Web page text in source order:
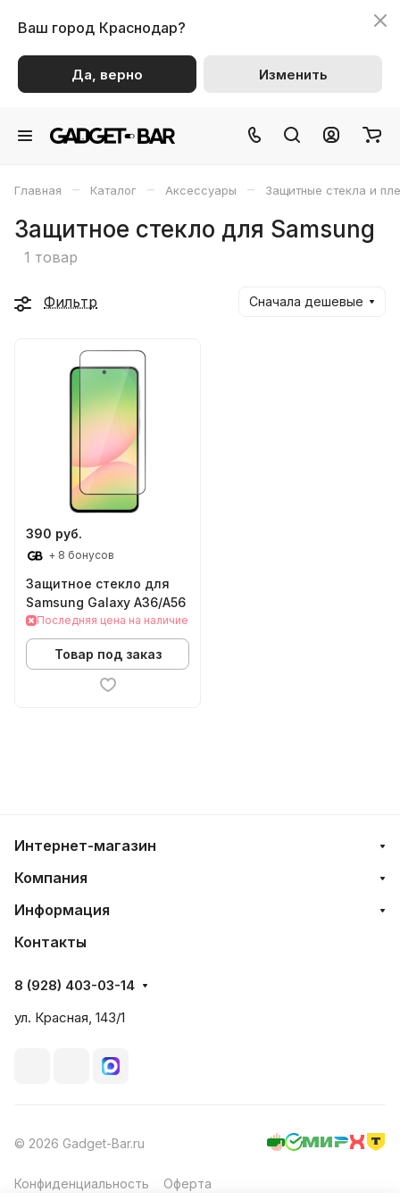
Ваш город Краснодар?
Да, верно Изменить
Главная – Каталог – Аксессуары – Защитные стекла и
Защитное стекло для Samsung
1 товар
Фильтр Сначала дешевые
390 руб.
+ 8 бонусов
Защитное стекло для
Samsung Galaxy A36/A56
Последняя цена на наличие
Товар под заказ
Интернет-магазин
Компания
Информация
Контакты
8 (928) 403-03-14
ул. Красная, 143/1
© 2026 Gadget-Bar.ru
Конфиденциальность Оферта